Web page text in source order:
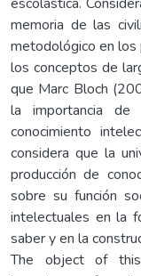
memoria de las
metodológico en los
los conceptos de
que Marc Bloch
la importancia
conocimiento
considera que la
producción de
sobre su función
intelectuales en la
saber y en la
The object of